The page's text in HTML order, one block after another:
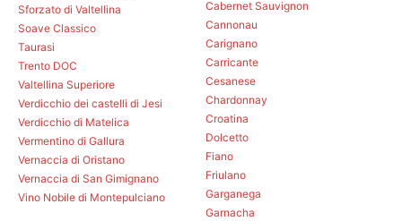
Sforzato di Valtellina
Soave Classico
Taurasi
Trento DOC
Valtellina Superiore
Verdicchio dei castelli di Jesi
Verdicchio di Matelica
Vermentino di Gallura
Vernaccia di Oristano
Vernaccia di San Gimignano
Vino Nobile di Montepulciano
Cabernet Sauvignon
Cannonau
Carignano
Carricante
Cesanese
Chardonnay
Croatina
Dolcetto
Fiano
Friulano
Garganega
Garnacha